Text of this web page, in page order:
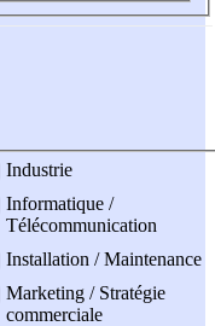
Industrie
Informatique /
Télécommunication
Installation / Maintenance
Marketing / Stratégie
commerciale